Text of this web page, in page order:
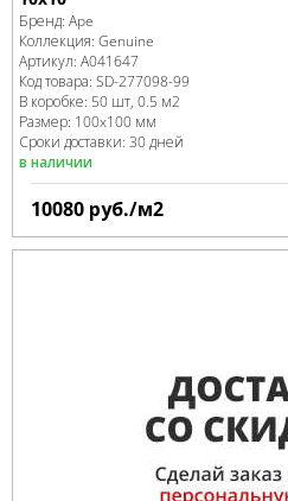
Бренд: Ape
Коллекция: Genuine
Артикул: A041647
Код товара: SD-277098-99
В коробке: 50 шт, 0.5 м2
Размер: 100x100 мм
Сроки доставки: 30 дней
в наличии
10080 руб./м2